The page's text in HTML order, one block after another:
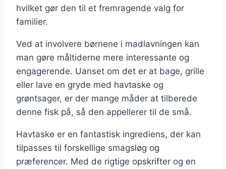
hvilket gør den til et fremragende valg for
familier.
Ved at involvere børnene i madlavningen kan
man gøre måltiderne mere interessante og
engagerende. Uanset om det er at bage, grille
eller lave en gryde med havtaske og
grøntsager, er der mange måder at tilberede
denne fisk på, så den appellerer til de små.
Havtaske er en fantastisk ingrediens, der kan
tilpasses til forskellige smagsløg og
præferencer. Med de rigtige opskrifter og en